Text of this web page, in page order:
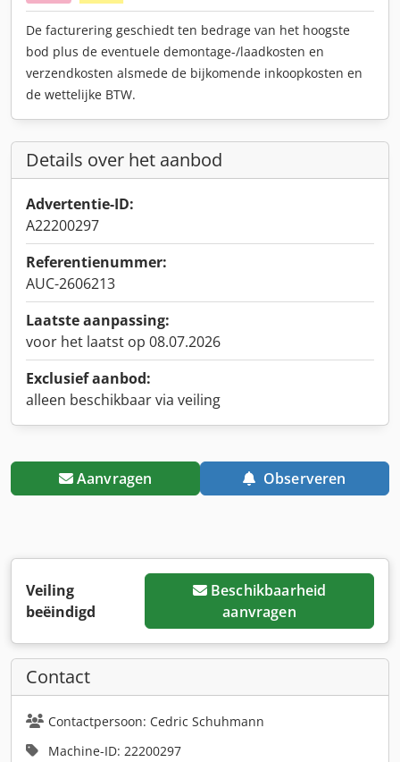
De facturering geschiedt ten bedrage van het hoogste
bod plus de eventuele demontage-/laadkosten en
verzendkosten alsmede de bijkomende inkoopkosten en
de wettelijke BTW.
Details over het aanbod
Advertentie-ID:
A22200297
Referentienummer:
AUC-2606213
Laatste aanpassing:
voor het laatst op 08.07.2026
Exclusief aanbod:
alleen beschikbaar via veiling
Aanvragen Observeren
Veiling
beëindigd
Beschikbaarheid
aanvragen
Contact
Contactpersoon: Cedric Schuhmann
Machine-ID: 22200297